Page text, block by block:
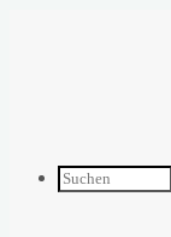
Suchen